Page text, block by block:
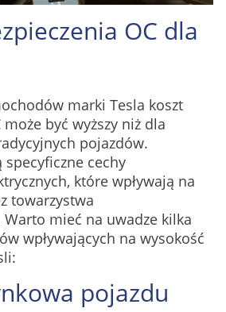
OC dla
marki Tesla koszt
być wyższy niż dla
pojazdów.
cechy
które wpływają na
towarzystwa
mieć na uwadze kilka
wpływających na wysokość
pojazdu